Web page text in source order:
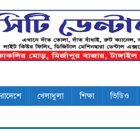
খেলাধুলা শিক্ষা ভিডিও